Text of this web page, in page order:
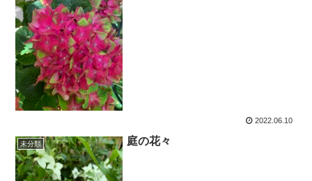
2022.06.10
未分類 庭の花々